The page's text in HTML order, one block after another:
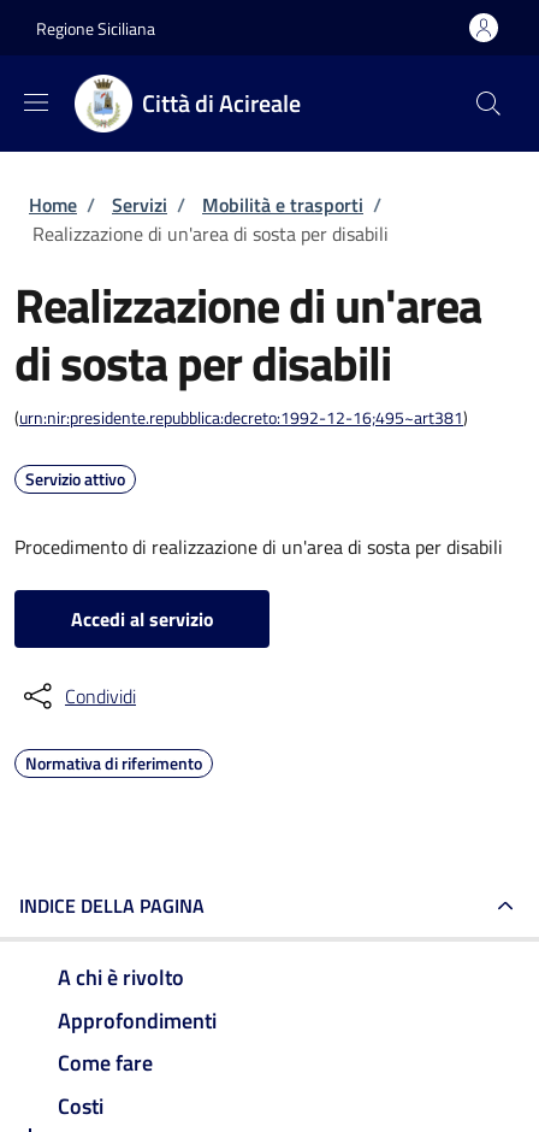
Regione Siciliana
Città di Acireale
Briciole di pane
Home / Servizi / Mobilità e trasporti /
Realizzazione di un'area di sosta per disabili
Realizzazione di un'area
di sosta per disabili
(urn:nir:presidente.repubblica:decreto:1992-12-16;495~art381)
Servizio attivo
Procedimento di realizzazione di un'area di sosta per disabili
Accedi al servizio
Condividi
Normativa di riferimento
INDICE DELLA PAGINA
A chi è rivolto
Approfondimenti
Come fare
Costi